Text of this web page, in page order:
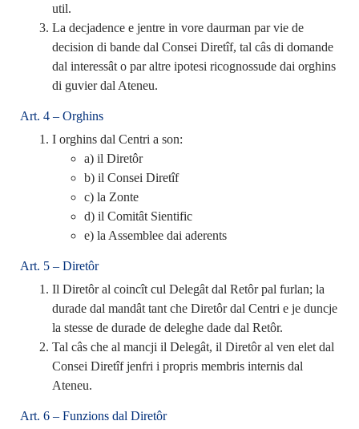
util.
La decjadence e jentre in vore daurman par vie de
decision di bande dal Consei Diretîf, tal câs di domande
dal interessât o par altre ipotesi ricognossude dai orghins
di guvier dal Ateneu.
Art. 4 – Orghins
I orghins dal Centri a son:
a) il Diretôr
b) il Consei Diretîf
c) la Zonte
d) il Comitât Sientific
e) la Assemblee dai aderents
Art. 5 – Diretôr
Il Diretôr al coincît cul Delegât dal Retôr pal furlan; la
durade dal mandât tant che Diretôr dal Centri e je duncje
la stesse de durade de deleghe dade dal Retôr.
Tal câs che al mancji il Delegât, il Diretôr al ven elet dal
Consei Diretîf jenfri i propris membris internis dal
Ateneu.
Art. 6 – Funzions dal Diretôr